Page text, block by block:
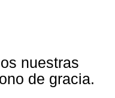
nuestras
de gracia.